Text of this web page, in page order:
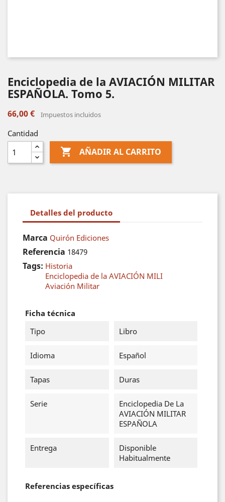
Enciclopedia de la AVIACIÓN MILITAR
ESPAÑOLA. Tomo 5.
66,00 € Impuestos incluidos
Cantidad
 AÑADIR AL CARRITO
Detalles del producto
Marca Quirón Ediciones
Referencia 18479
Tags: Historia
Enciclopedia de la AVIACIÓN MILI
Aviación Militar
Ficha técnica
Tipo
Libro
Idioma Español
Tapas Duras
Serie
Enciclopedia De La
AVIACIÓN MILITAR
ESPAÑOLA
Entrega
Disponible
Habitualmente
Referencias específicas